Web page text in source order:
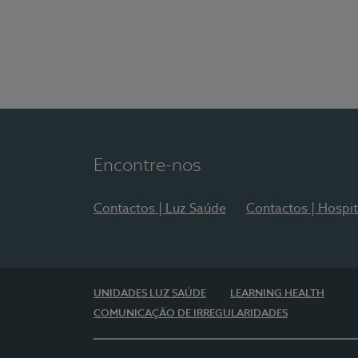
Encontre-nos
Contactos | Luz Saúde Contactos |
UNIDADES LUZ SAÚDE
LEARNING HEALTH
COMUNICAÇÃO DE IRREGULARIDADES